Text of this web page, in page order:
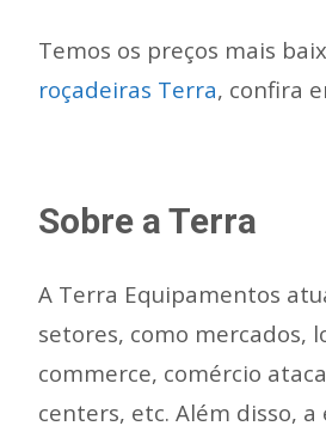
Temos os preços mais
roçadeiras Terra, confira
Sobre a Terra
A Terra Equipamentos
setores, como mercados,
commerce, comércio
centers, etc. Além disso, a